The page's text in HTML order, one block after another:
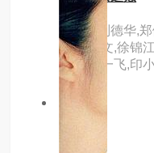
主演：刘德华,
如,谭耀文,徐锦
志雄,黄一飞,印
5.0分